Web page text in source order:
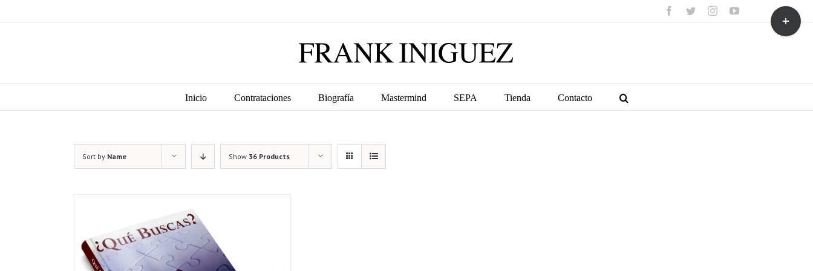
facebook
twitterinstagramyoutube
for:
Inicio
Contrataciones Biografía Mastermind SEPA Tienda Contacto
Sort by Name Show 36 Products
Toggle
Sliding
Bar